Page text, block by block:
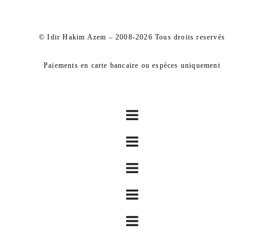
© Idir Hakim Azem – 2008-2026 Tous droits reservés
Paiements en carte bancaire ou espèces uniquement